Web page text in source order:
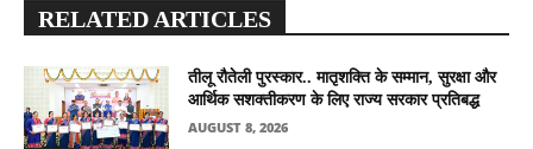
RELATED ARTICLES
तीलू रौतेली पुरस्कार.. मातृशक्ति के सम्मान, सुरक्षा और
आर्थिक सशक्तीकरण के लिए राज्य सरकार प्रतिबद्ध
AUGUST 8, 2026